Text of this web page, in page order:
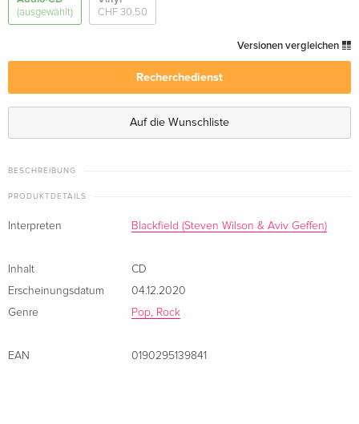
(ausgewählt) CHF 30.50
Versionen vergleichen
Recherchedienst
Auf die Wunschliste
BESCHREIBUNG
PRODUKTDETAILS
Interpreten Blackfield (Steven Wilson & Aviv Geffen)
Inhalt
CD
Erscheinungsdatum
04.12.2020
Genre
Pop, Rock
EAN 0190295139841